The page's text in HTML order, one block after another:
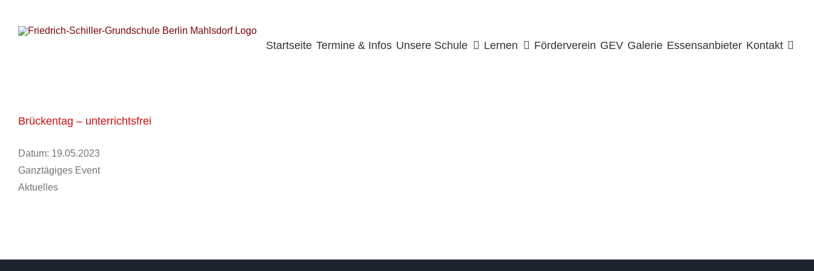
Inhalt
Startseite Termine & Infos Unsere Schule Lernen Förderverein GEV Galerie Essensanbieter Kontakt
Brückentag – unterrichtsfrei
Datum: 19.05.2023
Ganztägiges Event
Aktuelles